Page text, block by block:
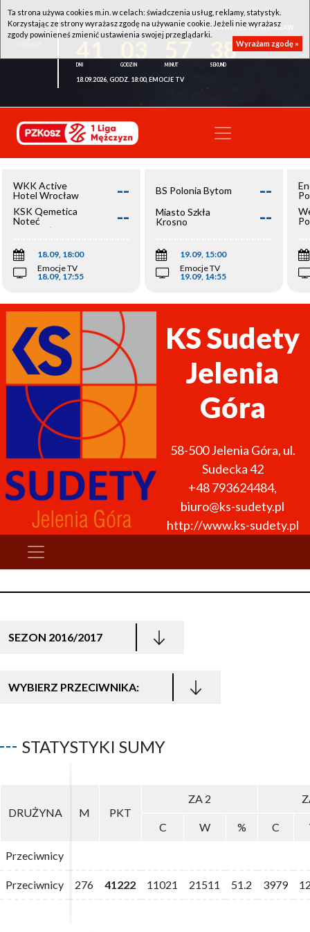
WKK ACTIVE HOTEL WROCŁAW - KSK QEMETICA NOTEĆ INOWROCŁAW
37
18.09.2026, GODZ. 18:00, EMOCJE TV
WKK Active
Hotel Wrocław
--
KSK Qemetica
Noteć
Inowrocław
--
18.09, 18:00
Emocje TV
18.09, 17:55
BS Polonia Bytom --
Miasto Szkła
Krosno
--
19.09, 15:00
Emocje TV
19.09, 14:55
KS Sudety
Jelenia
Góra
58-500 Jelenia Góra, ul.
Sudecka 42
+48 793624484,
biuro@ks-sudety.pl
http://www.ks-sudety.pl
SEZON 2016/2017
WYBIERZ PRZECIWNIKA:
STATYSTYKI SUMY
DRUŻYNA M PKT
ZA 2
C W % C
Przeciwnicy
Przeciwnicy 276 41222 11021 21511 51.2 3979
DRUŻYNA M PKT
ZA 2
C W % C
Przeciwnicy
Przeciwnicy 276 41222 11021 21511 51.2 3979
Ta strona używa cookies m.in. w celach: świadczenia usług, reklamy, statystyk.
Korzystając ze strony wyrażasz zgodę na używanie cookie. Jeżeli nie wyrażasz
zgody powinieneś zmienić ustawienia swojej przeglądarki.
Wyrażam zgodę »